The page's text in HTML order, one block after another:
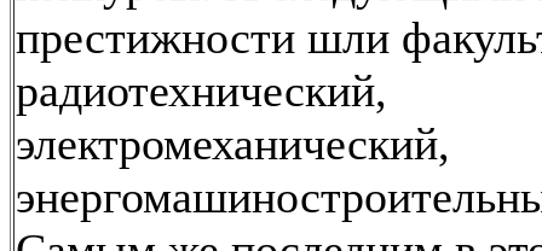
престижности шли
радиотехнический,
электромеханический,